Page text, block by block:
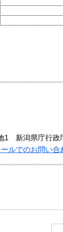
1 新潟県庁行政
ールでのお問い合